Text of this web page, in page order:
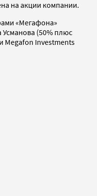
на акции компании.
«Мегафона»
(50% плюс
Megafon Investments